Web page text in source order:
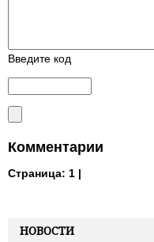
НОВОСТИ
Введите код
Комментарии
Страница: 1 |